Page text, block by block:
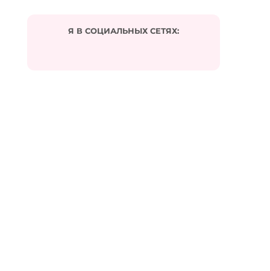
Я В СОЦИАЛЬНЫХ СЕТЯХ: